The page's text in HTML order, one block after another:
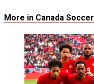
More in Canada Soccer